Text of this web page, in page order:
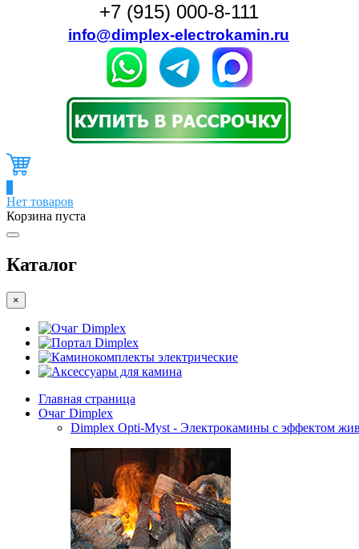
+7 (915) 000-8-111
info@dimplex-electrokamin.ru
Нет товаров
Корзина пуста
Каталог
×
Очаг Dimplex
Портал Dimplex
Каминокомплекты электрические
Аксессуары для камина
Главная страница
Очаг Dimplex
Dimplex Opti-Myst - Электрокамины с эффектом